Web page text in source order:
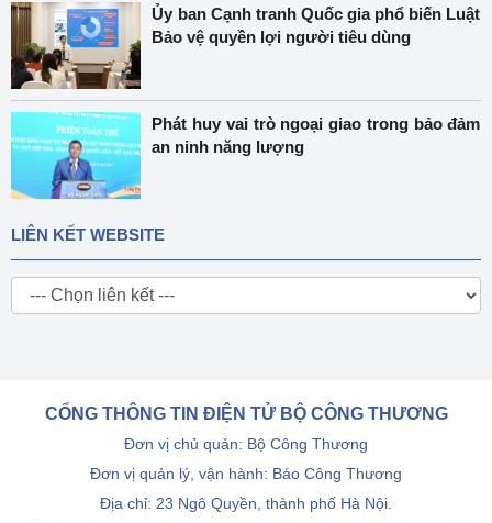
Ủy ban Cạnh tranh Quốc gia phổ biến Luật
Bảo vệ quyền lợi người tiêu dùng
Phát huy vai trò ngoại giao trong bảo đảm
an ninh năng lượng
LIÊN KẾT WEBSITE
CỔNG THÔNG TIN ĐIỆN TỬ BỘ CÔNG THƯƠNG
Đơn vị chủ quản: Bộ Công Thương
Đơn vị quản lý, vận hành: Báo Công Thương
Địa chỉ: 23 Ngô Quyền, thành phố Hà Nội.